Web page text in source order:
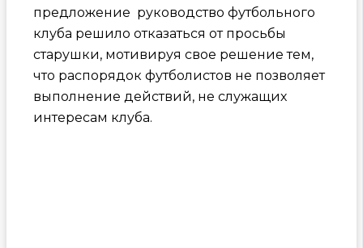
предложение руководство футбольного
клуба решило отказаться от просьбы
старушки, мотивируя свое решение тем,
что распорядок футболистов не позволяет
выполнение действий, не служащих
интересам клуба.